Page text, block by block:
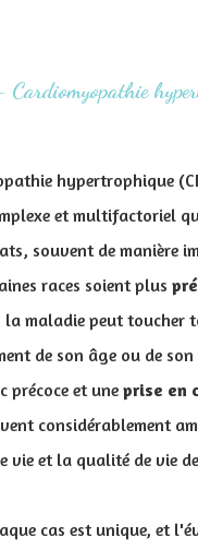
Cardiomyopathie
hypertrophique
et multifactoriel
souvent de manière
races soient plus
la maladie peut toucher
de son âge ou de
précoce et une prise en
considérablement
vie et la qualité de vie
cas est unique, et